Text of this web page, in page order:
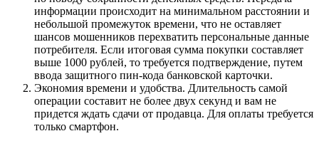
информации происходит на минимальном расстоянии и
небольшой промежуток времени, что не оставляет
шансов мошенников перехватить персональные данные
потребителя. Если итоговая сумма покупки составляет
выше 1000 рублей, то требуется подтверждение, путем
ввода защитного пин-кода банковской карточки.
Экономия времени и удобства. Длительность самой
операции составит не более двух секунд и вам не
придется ждать сдачи от продавца. Для оплаты требуется
только смартфон.